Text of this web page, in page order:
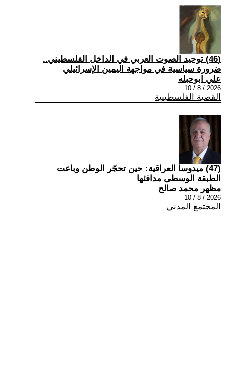
(46) توحيد الصوت العربي في الداخل الفلسطيني..
ضرورة سياسية في مواجهة اليمين الإسرائيلي
علي ابوحبله
2026 / 8 / 10
القضية الفلسطينية
(47) ميدوسا العراقية: حين تحجّر الوطن وباعت
الطبقة الوسطى مدافئها
مظهر محمد صالح
2026 / 8 / 10
المجتمع المدني